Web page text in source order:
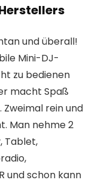
und überall!
Mini-DJ-
zu bedienen
macht Spaß
Zweimal rein und
Man nehme 2
Tablet,
und schon kann